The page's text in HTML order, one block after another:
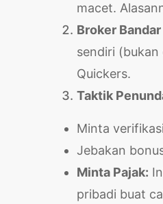
macet.
Broker Bandar
sendiri
Quickers.
Taktik
Minta
Jebakan
Minta Pajak:
pribadi buat